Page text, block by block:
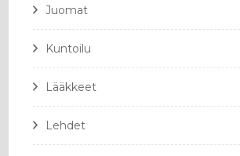
Juomat
Kuntoilu
Lääkkeet
Lehdet